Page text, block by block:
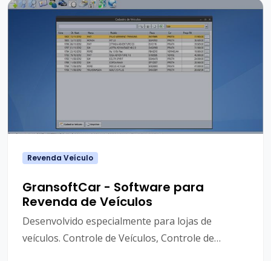
Revenda Veículo
GransoftCar - Software para
Revenda de Veículos
Desenvolvido especialmente para lojas de
veículos. Controle de Veículos, Controle de